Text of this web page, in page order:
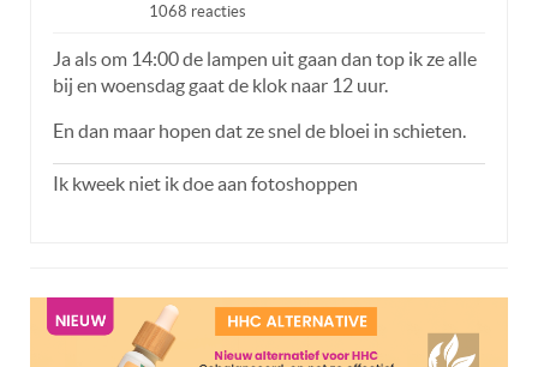
1068 reacties
Ja als om 14:00 de lampen uit gaan dan top ik ze alle
bij en woensdag gaat de klok naar 12 uur.
En dan maar hopen dat ze snel de bloei in schieten.
Ik kweek niet ik doe aan fotoshoppen